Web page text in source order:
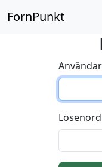
FornPunkt